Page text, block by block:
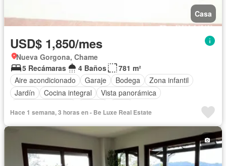
Casa
USD$ 1,850/mes
Nueva Gorgona, Chame
5 Recámaras
4 Baños
781 m²
Aire acondicionado
Garaje Bodega
Zona infantil
Jardín
Cocina integral
Vista panorámica
Hace 1 semana, 3 horas en - Be Luxe Real Estate